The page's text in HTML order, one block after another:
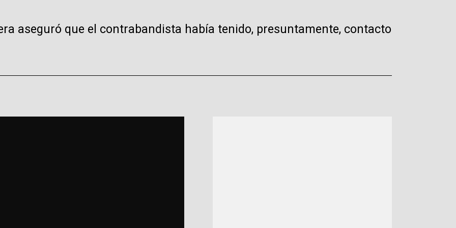
aseguró que el contrabandista había tenido, presuntamente, contacto